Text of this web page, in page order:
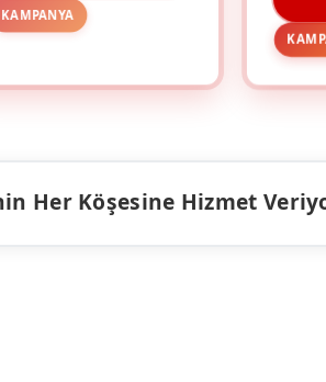
KAMPANYA
Her Köşesine Hizmet